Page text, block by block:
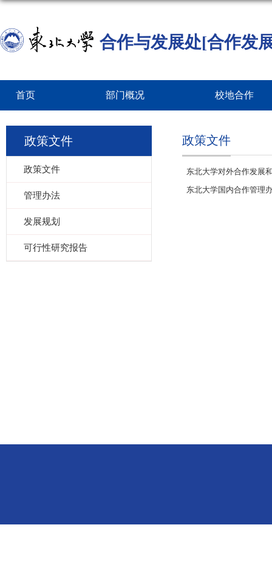
合作与发展处[合作发
首页 部门概况 校地合作
政策文件
政策文件
管理办法
发展规划
可行性研究报告
政策文件
东北大学对外合作发展
东北大学国内合作管理